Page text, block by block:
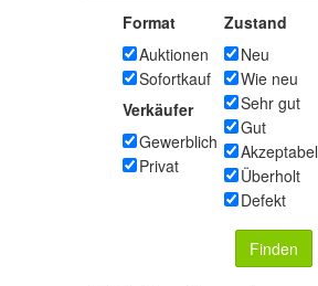
Format
Auktionen
Sofortkauf
Verkäufer
Gewerblich
Privat
Zustand
Neu
Wie neu
Sehr gut
Gut
Akzeptabel
Überholt
Defekt
Finden